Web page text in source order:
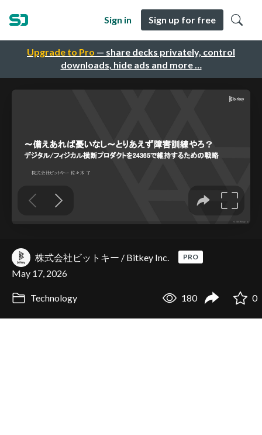
Upgrade to Pro — share decks privately, control
downloads, hide ads and more …
Sign in Sign up for free
株式会社ビットキー / Bitkey Inc. PRO
May 17, 2026
Technology 180 0